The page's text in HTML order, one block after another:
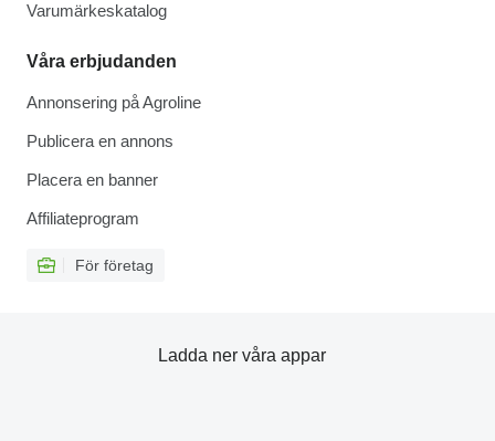
Varumärkeskatalog
Våra erbjudanden
Annonsering på Agroline
Publicera en annons
Placera en banner
Affiliateprogram
För företag
Ladda ner våra appar